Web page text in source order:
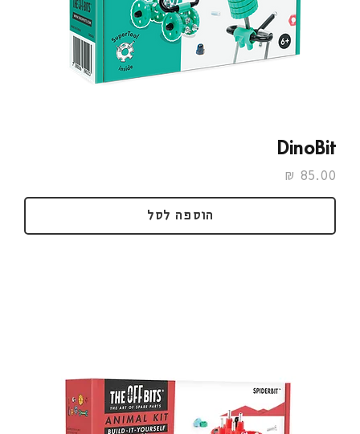
DinoBit
מחיר
הוספה לסל